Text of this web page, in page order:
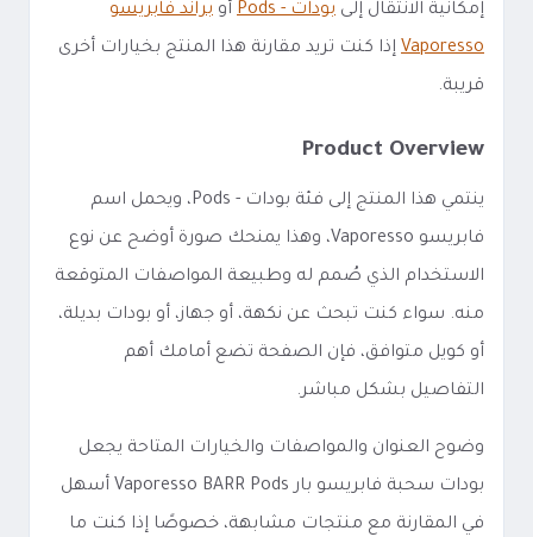
إمكانية الانتقال إلى بودات - Pods أو براند فابريسو
Vaporesso إذا كنت تريد مقارنة هذا المنتج بخيارات أخرى
قريبة.
Product Overview
ينتمي هذا المنتج إلى فئة بودات - Pods، ويحمل اسم
فابريسو Vaporesso، وهذا يمنحك صورة أوضح عن نوع
الاستخدام الذي صُمم له وطبيعة المواصفات المتوقعة
منه. سواء كنت تبحث عن نكهة، أو جهاز، أو بودات بديلة،
أو كويل متوافق، فإن الصفحة تضع أمامك أهم
التفاصيل بشكل مباشر.
وضوح العنوان والمواصفات والخيارات المتاحة يجعل
بودات سحبة فابريسو بار Vaporesso BARR Pods أسهل
في المقارنة مع منتجات مشابهة، خصوصًا إذا كنت ما